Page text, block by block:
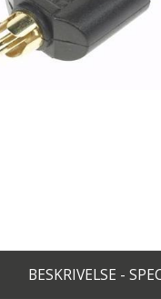
BESKRIVELSE -